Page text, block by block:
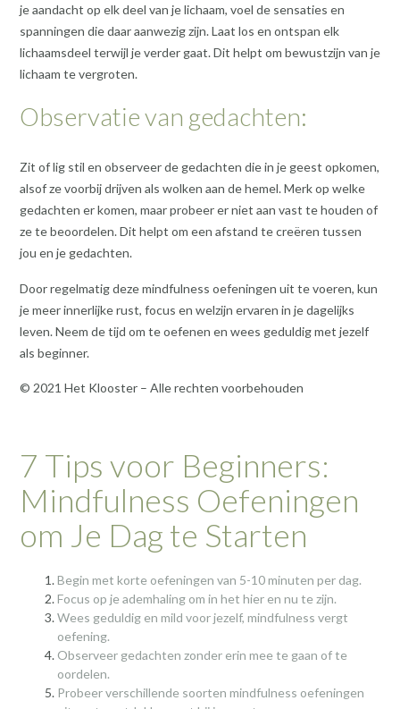
je aandacht op elk deel van je lichaam, voel de sensaties en
spanningen die daar aanwezig zijn. Laat los en ontspan elk
lichaamsdeel terwijl je verder gaat. Dit helpt om bewustzijn van je
lichaam te vergroten.
Observatie van gedachten:
Zit of lig stil en observeer de gedachten die in je geest opkomen,
alsof ze voorbij drijven als wolken aan de hemel. Merk op welke
gedachten er komen, maar probeer er niet aan vast te houden of
ze te beoordelen. Dit helpt om een afstand te creëren tussen
jou en je gedachten.
Door regelmatig deze mindfulness oefeningen uit te voeren, kun
je meer innerlijke rust, focus en welzijn ervaren in je dagelijks
leven. Neem de tijd om te oefenen en wees geduldig met jezelf
als beginner.
© 2021 Het Klooster – Alle rechten voorbehouden
7 Tips voor Beginners:
Mindfulness Oefeningen
om Je Dag te Starten
Begin met korte oefeningen van 5-10 minuten per dag.
Focus op je ademhaling om in het hier en nu te zijn.
Wees geduldig en mild voor jezelf, mindfulness vergt
oefening.
Observeer gedachten zonder erin mee te gaan of te
oordelen.
Probeer verschillende soorten mindfulness oefeningen